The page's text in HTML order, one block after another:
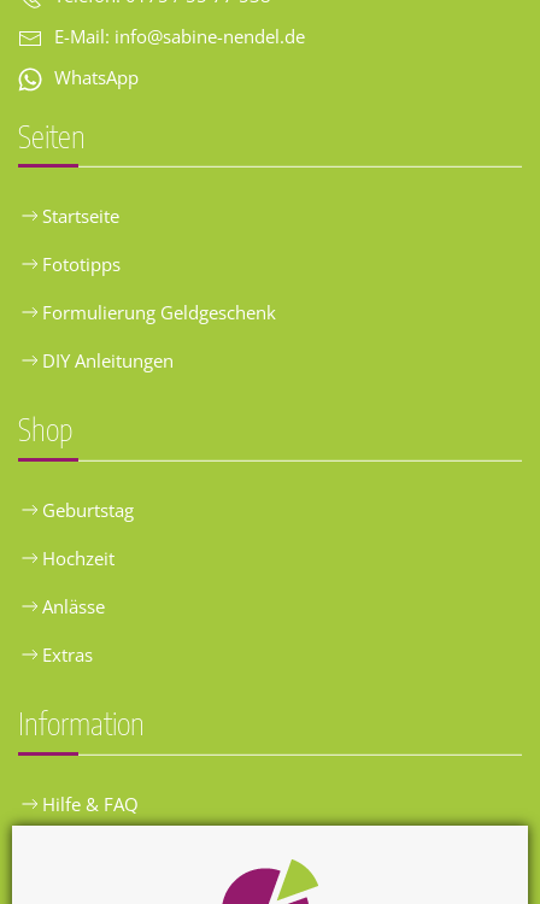
E-Mail: info@sabine-nendel.de
WhatsApp
Seiten
Startseite
Fototipps
Formulierung Geldgeschenk
DIY Anleitungen
Shop
Geburtstag
Hochzeit
Anlässe
Extras
Information
Hilfe & FAQ